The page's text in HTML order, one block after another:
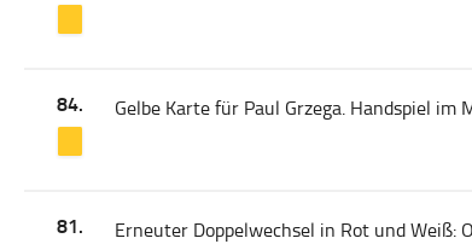
84. Gelbe Karte für Paul Grzega. Handspiel im
81. Erneuter Doppelwechsel in Rot und Weiß: